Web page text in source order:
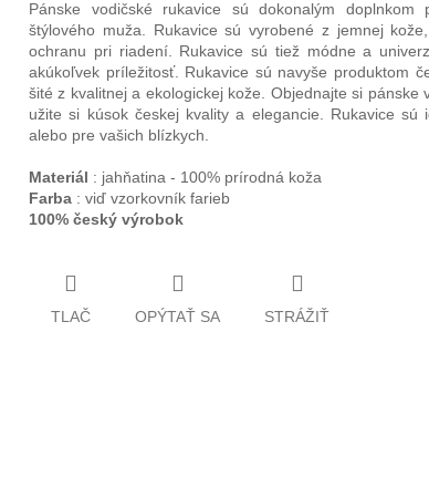
Pánske vodičské rukavice sú dokonalým doplnkom
štýlového muža. Rukavice sú vyrobené z jemnej
ochranu pri riadení. Rukavice sú tiež módne a
akúkoľvek príležitosť. Rukavice sú navyše produktom
šité z kvalitnej a ekologickej kože. Objednajte si pánske
užite si kúsok českej kvality a elegancie. Rukavice sú
alebo pre vašich blízkych.
Materiál : jahňatina - 100% prírodná koža
Farba : viď vzorkovník farieb
100% český výrobok
TLAČ OPÝTAŤ SA STRÁŽIŤ